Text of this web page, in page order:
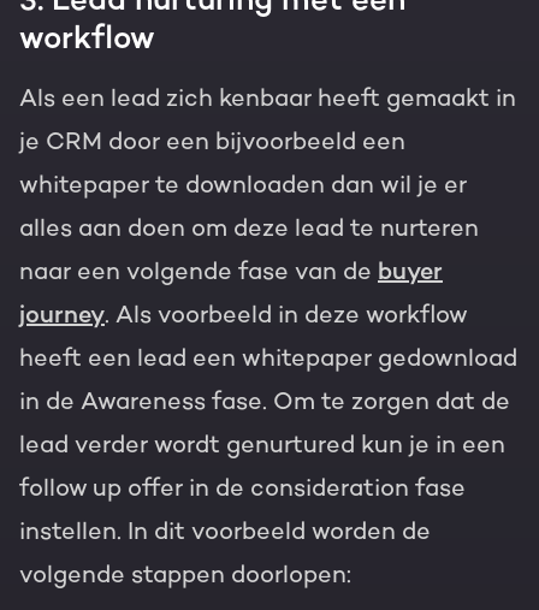
workflow
Als een lead zich kenbaar heeft gemaakt in
je CRM door een bijvoorbeeld een
whitepaper te downloaden dan wil je er
alles aan doen om deze lead te nurteren
naar een volgende fase van de buyer
journey. Als voorbeeld in deze workflow
heeft een lead een whitepaper gedownload
in de Awareness fase. Om te zorgen dat de
lead verder wordt genurtured kun je in een
follow up offer in de consideration fase
instellen. In dit voorbeeld worden de
volgende stappen doorlopen: